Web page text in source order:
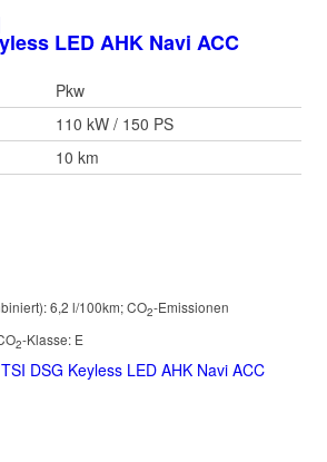
LED AHK Navi ACC
Pkw
110 kW / 150 PS
10 km
6,2 l/100km;CO2-Emissionen
2-Klasse: E